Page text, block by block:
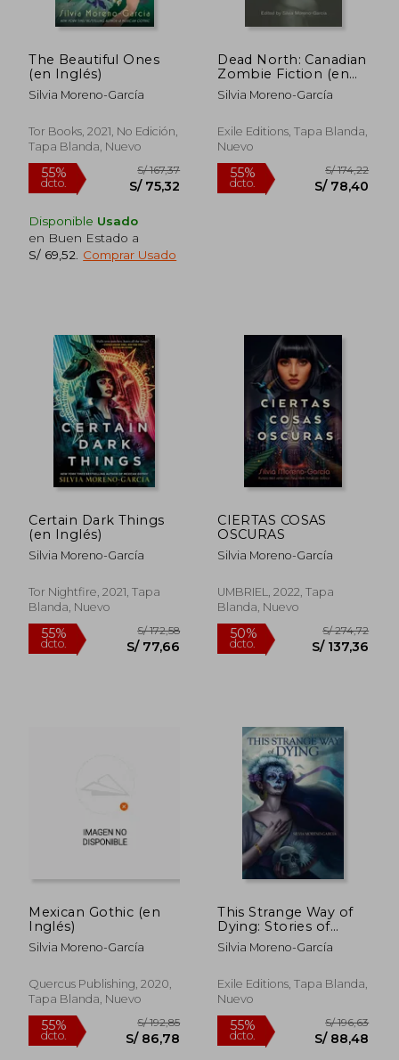
dcto.
40%
dcto.
S/ 267,50
S/ 160,50
55%
dcto.
S/
The Beautiful Ones
(en Inglés)
Silvia Moreno-García
Tor Books, 2021, No Edición,
Tapa Blanda, Nuevo
Disponible Usado
en Buen Estado a
S/ 69,52
Comprar Usado
Dead North: Canadian
Zombie Fiction (en
Inglés)
Silvia Moreno-García
Exile Editions, Tapa Blanda,
Nuevo
Certain Dark Things
(en Inglés)
Silvia Moreno-García
Tor Nightfire, 2021, Tapa
Blanda, Nuevo
CIERTAS COSAS
OSCURAS
Silvia Moreno-García
UMBRIEL, 2022, Tapa
Blanda, Nuevo
Mexican Gothic (en
Inglés)
Silvia Moreno-García
Quercus Publishing, 2020,
Tapa Blanda, Nuevo
This Strange Way of
Dying: Stories of
Magic, Desire & the
Fantastic (en Inglés)
Silvia Moreno-García
Exile Editions, Tapa Blanda,
Nuevo